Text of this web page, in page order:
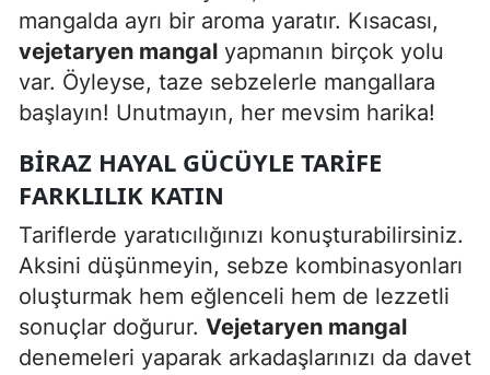
mangalda ayrı bir aroma yaratır. Kısacası,
vejetaryen mangal yapmanın birçok yolu
var. Öyleyse, taze sebzelerle mangallara
başlayın! Unutmayın, her mevsim harika!
BIRAZ HAYAL GÜCÜYLE TARIFE
FARKLILIK KATIN
Tariflerde yaratıcılığınızı konuşturabilirsiniz.
Aksini düşünmeyin, sebze kombinasyonları
oluşturmak hem eğlenceli hem de lezzetli
sonuçlar doğurur. Vejetaryen mangal
denemeleri yaparak arkadaşlarınızı da davet